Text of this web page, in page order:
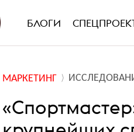
БЛОГИ
МАРКЕТИНГ